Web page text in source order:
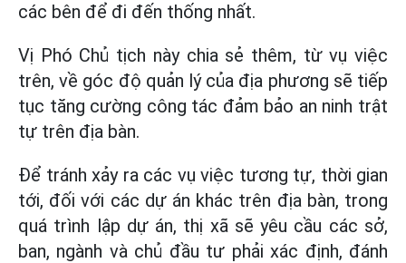
các bên để đi đến thống nhất.
Vị Phó Chủ tịch này chia sẻ thêm, từ vụ việc
trên, về góc độ quản lý của địa phương sẽ tiếp
tục tăng cường công tác đảm bảo an ninh trật
tự trên địa bàn.
Để tránh xảy ra các vụ việc tương tự, thời gian
tới, đối với các dự án khác trên địa bàn, trong
quá trình lập dự án, thị xã sẽ yêu cầu các sở,
ban, ngành và chủ đầu tư phải xác định, đánh